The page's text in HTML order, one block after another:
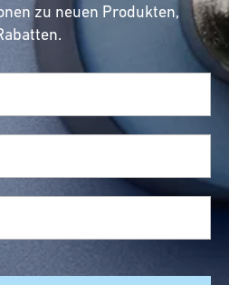
zu neuen Produkten,